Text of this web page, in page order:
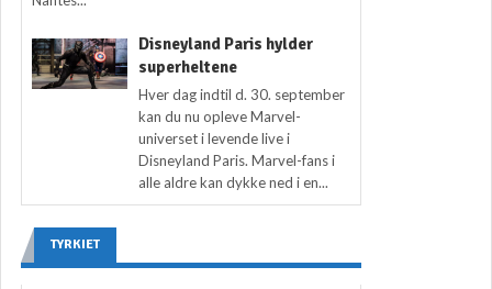
Disneyland Paris hylder
superheltene
Hver dag indtil d. 30. september
kan du nu opleve Marvel-
universet i levende live i
Disneyland Paris. Marvel-fans i
alle aldre kan dykke ned i en...
TYRKIET